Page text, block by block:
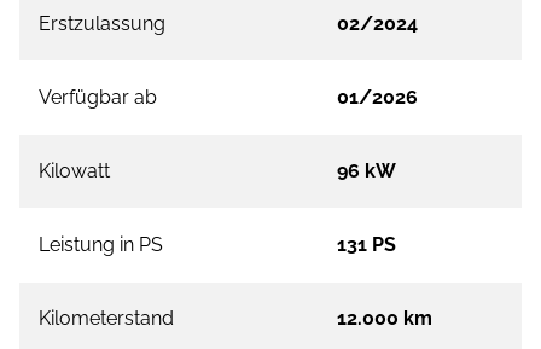
Erstzulassung 02/2024
Verfügbar ab 01/2026
Kilowatt 96 kW
Leistung in PS 131 PS
Kilometerstand 12.000 km